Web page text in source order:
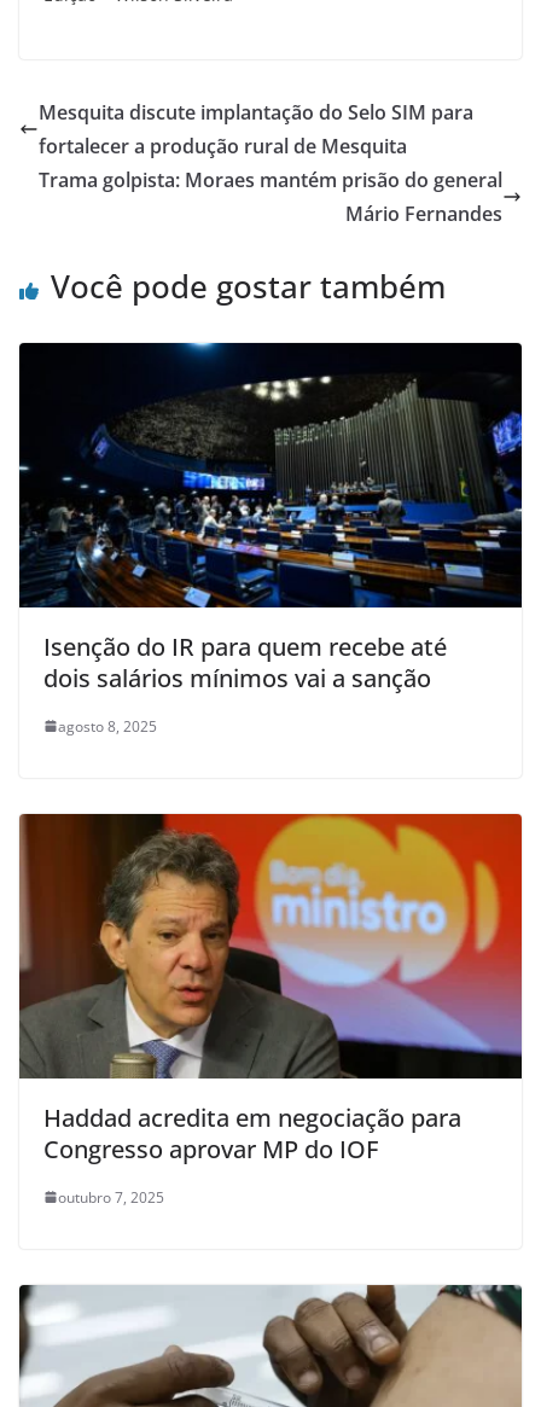
Mesquita discute implantação do Selo SIM para
fortalecer a produção rural de Mesquita
Trama golpista: Moraes mantém prisão do general
Mário Fernandes
Você pode gostar também
Isenção do IR para quem recebe até
dois salários mínimos vai a sanção
agosto 8, 2025
Haddad acredita em negociação para
Congresso aprovar MP do IOF
outubro 7, 2025